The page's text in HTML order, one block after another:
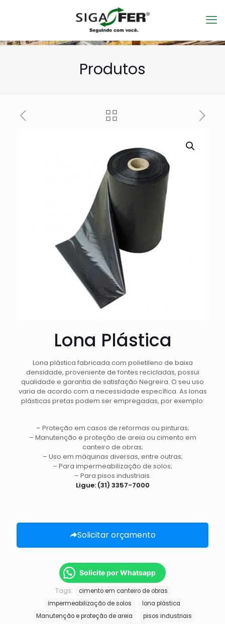
Produtos
Lona Plástica
Lona plástica fabricada com polietileno de baixa
densidade, proveniente de fontes recicladas, possui
qualidade e garantia de satisfação Negreira. O seu uso
varia de acordo com a necessidade específica. As lonas
plásticas pretas podem ser empregadas, por exemplo:
– Proteção em casos de reformas ou pinturas;
– Manutenção e proteção de areia ou cimento em
canteiro de obras;
– Uso em máquinas diversas, entre outras;
– Para impermeabilização de solos;
– Para pisos industriais.
Ligue: (31) 3357-7000
Solicitar orçamento
Solicite por Whatsapp
Tags:
cimento em canteiro de obras
impermeabilização de solos
lona plástica
Manutenção e proteção de areia
pisos industriais